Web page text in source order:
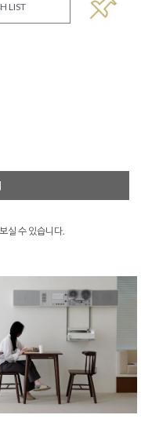
LIST
실 수 있습니다.